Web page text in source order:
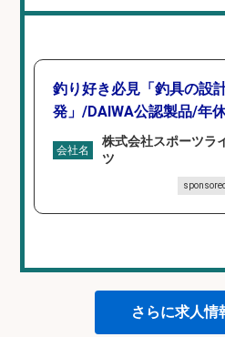
釣り好き必見「釣具の設
発」/DAIWA公認製品/年
会社名
株式会社スポーツラ
ツ
さらに求人情